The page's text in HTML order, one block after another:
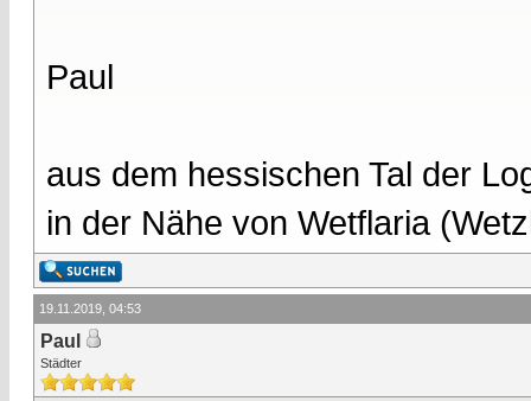
Paul
aus dem hessischen Tal der
in der Nähe von Wetflaria
19.11.2019, 04:53
Paul
Städter